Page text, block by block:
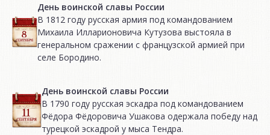
День воинской славы России
В 1812 году русская армия под командованием
Михаила Илларионовича Кутузова выстояла в
генеральном сражении с французской армией при
селе Бородино.
День воинской славы России
В 1790 году русская эскадра под командованием
Фёдора Фёдоровича Ушакова одержала победу над
турецкой эскадрой у мыса Тендра.